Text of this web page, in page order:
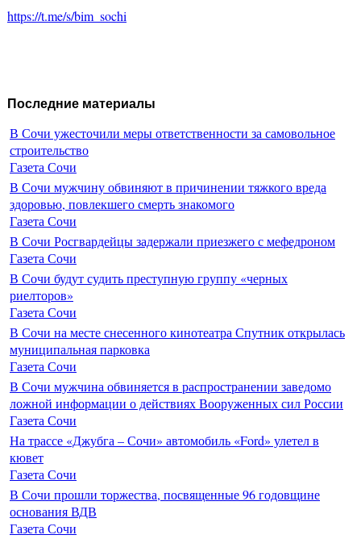
https://t.me/s/bim_sochi
Последние материалы
В Сочи ужесточили меры ответственности за самовольное
строительство
Газета Сочи
В Сочи мужчину обвиняют в причинении тяжкого вреда
здоровью, повлекшего смерть знакомого
Газета Сочи
В Сочи Росгвардейцы задержали приезжего с мефедроном
Газета Сочи
В Сочи будут судить преступную группу «черных
риелторов»
Газета Сочи
В Сочи на месте снесенного кинотеатра Спутник открылась
муниципальная парковка
Газета Сочи
В Сочи мужчина обвиняется в распространении заведомо
ложной информации о действиях Вооруженных сил России
Газета Сочи
На трассе «Джубга – Сочи» автомобиль «Ford» улетел в
кювет
Газета Сочи
В Сочи прошли торжества, посвященные 96 годовщине
основания ВДВ
Газета Сочи